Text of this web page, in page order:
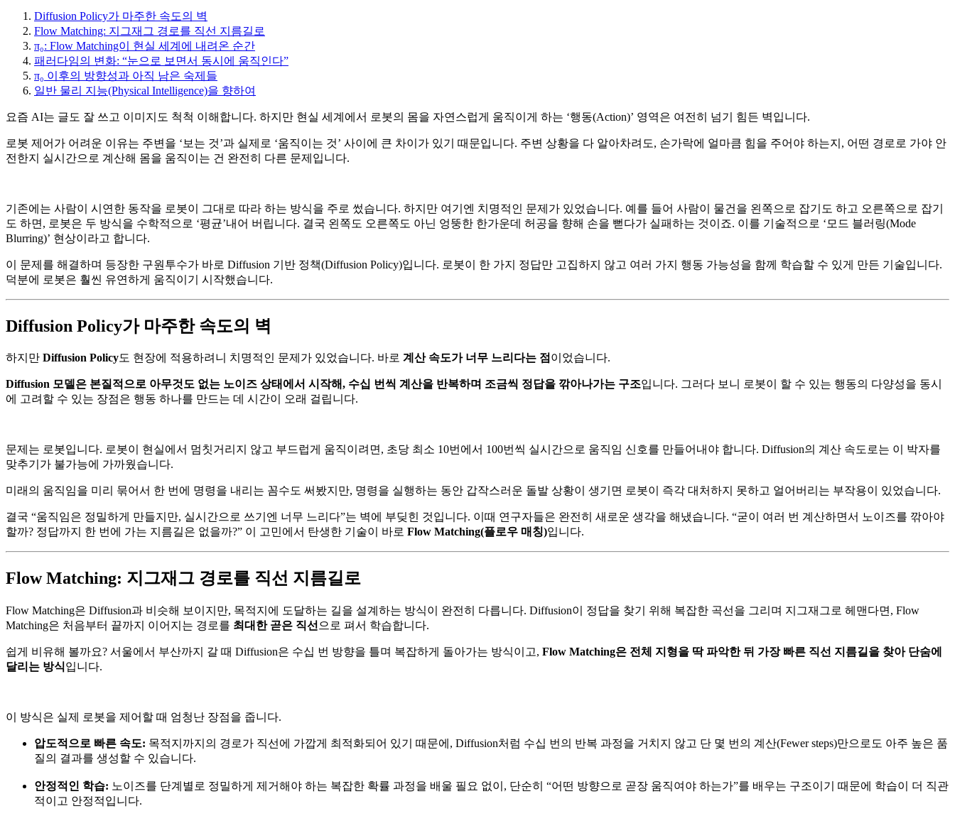
Diffusion Policy가 마주한 속도의 벽
Flow Matching: 지그재그 경로를 직선 지름길로
π₀: Flow Matching이 현실 세계에 내려온 순간
패러다임의 변화: “눈으로 보면서 동시에 움직인다”
π₀ 이후의 방향성과 아직 남은 숙제들
일반 물리 지능(Physical Intelligence)을 향하여
요즘 AI는 글도 잘 쓰고 이미지도 척척 이해합니다. 하지만 현실 세계에서 로봇의 몸을 자연스럽게 움직이게 하는 ‘행동(Action)’ 영역은 여전히 넘기 힘든 벽입니다.
로봇 제어가 어려운 이유는 주변을 ‘보는 것’과 실제로 ‘움직이는 것’ 사이에 큰 차이가 있기 때문입니다. 주변 상황을 다 알아차려도, 손가락에 얼마큼 힘을 주어야 하는지, 어떤 경로로 가야 안
전한지 실시간으로 계산해 몸을 움직이는 건 완전히 다른 문제입니다.
기존에는 사람이 시연한 동작을 로봇이 그대로 따라 하는 방식을 주로 썼습니다. 하지만 여기엔 치명적인 문제가 있었습니다. 예를 들어 사람이 물건을 왼쪽으로 잡기도 하고 오른쪽으로 잡기
도 하면, 로봇은 두 방식을 수학적으로 ‘평균’내어 버립니다. 결국 왼쪽도 오른쪽도 아닌 엉뚱한 한가운데 허공을 향해 손을 뻗다가 실패하는 것이죠. 이를 기술적으로 ‘모드 블러링(Mode
Blurring)’ 현상이라고 합니다.
이 문제를 해결하며 등장한 구원투수가 바로 Diffusion 기반 정책(Diffusion Policy)입니다. 로봇이 한 가지 정답만 고집하지 않고 여러 가지 행동 가능성을 함께 학습할 수 있게 만든 기술입니다.
덕분에 로봇은 훨씬 유연하게 움직이기 시작했습니다.
Diffusion Policy가 마주한 속도의 벽
하지만 Diffusion Policy도 현장에 적용하려니 치명적인 문제가 있었습니다. 바로 계산 속도가 너무 느리다는 점 이었습니다.
Diffusion 모델은 본질적으로 아무것도 없는 노이즈 상태에서 시작해, 수십 번씩 계산을 반복하며 조금씩 정답을 깎아나가는 구조입니다. 그러다 보니 로봇이 할 수 있는 행동의 다양성을 동시
에 고려할 수 있는 장점은 행동 하나를 만드는 데 시간이 오래 걸립니다.
문제는 로봇입니다. 로봇이 현실에서 멈칫거리지 않고 부드럽게 움직이려면, 초당 최소 10번에서 100번씩 실시간으로 움직임 신호를 만들어내야 합니다. Diffusion의 계산 속도로는 이 박자를
맞추기가 불가능에 가까웠습니다.
미래의 움직임을 미리 묶어서 한 번에 명령을 내리는 꼼수도 써봤지만, 명령을 실행하는 동안 갑작스러운 돌발 상황이 생기면 로봇이 즉각 대처하지 못하고 얼어버리는 부작용이 있었습니다.
결국 “움직임은 정밀하게 만들지만, 실시간으로 쓰기엔 너무 느리다”는 벽에 부딪힌 것입니다. 이때 연구자들은 완전히 새로운 생각을 해냈습니다. “굳이 여러 번 계산하면서 노이즈를 깎아야
할까? 정답까지 한 번에 가는 지름길은 없을까?” 이 고민에서 탄생한 기술이 바로 Flow Matching(플로우 매칭)입니다.
Flow Matching: 지그재그 경로를 직선 지름길로
Flow Matching은 Diffusion과 비슷해 보이지만, 목적지에 도달하는 길을 설계하는 방식이 완전히 다릅니다. Diffusion이 정답을 찾기 위해 복잡한 곡선을 그리며 지그재그로 헤맨다면, Flow
Matching은 처음부터 끝까지 이어지는 경로를 최대한 곧은 직선 으로 펴서 학습합니다.
쉽게 비유해 볼까요? 서울에서 부산까지 갈 때 Diffusion은 수십 번 방향을 틀며 복잡하게 돌아가는 방식이고, Flow Matching은 전체 지형을 딱 파악한 뒤 가장 빠른 직선 지름길을 찾아 단숨에
달리는 방식입니다.
이 방식은 실제 로봇을 제어할 때 엄청난 장점을 줍니다.
압도적으로 빠른 속도: 목적지까지의 경로가 직선에 가깝게 최적화되어 있기 때문에, Diffusion처럼 수십 번의 반복 과정을 거치지 않고 단 몇 번의 계산(Fewer steps)만으로도 아주 높은 품
질의 결과를 생성할 수 있습니다.
안정적인 학습: 노이즈를 단계별로 정밀하게 제거해야 하는 복잡한 확률 과정을 배울 필요 없이, 단순히 “어떤 방향으로 곧장 움직여야 하는가”를 배우는 구조이기 때문에 학습이 더 직관
적이고 안정적입니다.